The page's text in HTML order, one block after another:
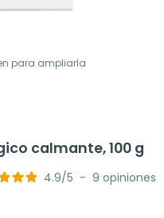
para ampliarla
calmante, 100 g
4.9/5 - 9 opiniones